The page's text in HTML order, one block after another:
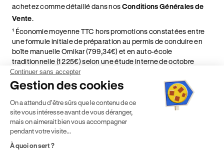
achetez comme détaillé dans nosConditions Générales de
Vente.
¹ Économie moyenne TTC hors promotions constatées entre
une formule initiale de préparation au permis de conduire en
boîte manuelle Ornikar (799,34€) et en auto-école
traditionnelle (1 225€) selon une étude interne de octobre
2024. Étude menée sur le marché des auto-écoles situées en
France métropolitaine & en outre-mer.
² Le prix de référence auquel est appliqué cette réduction
dépend de la zone géographique dans laquelle vous souhaitez
effectuer vos heures de conduite conformément à l'Article 6
de nos Conditions Générales de Vente
⁵ Montant du financement CPF variable selon les droits acquis
par chaque bénéficiaire. Exemple donné pour un titulaire
Continuer sans accepter
Gestion des cookies
On a attendu d'être sûrs que le contenu de ce
site vous intéresse avant de vous déranger,
mais on aimerait bien vous accompagner
pendant votre visite...
À quoi on sert ?